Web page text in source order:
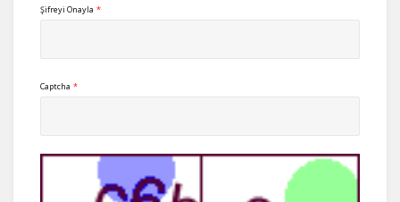
Şifreyi Onayla *
Captcha *